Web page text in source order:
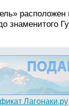
расположен
знаменитого
Лагонаки.ру